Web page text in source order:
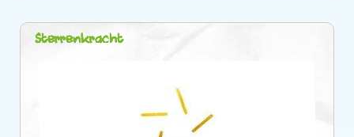
Sterrenkracht